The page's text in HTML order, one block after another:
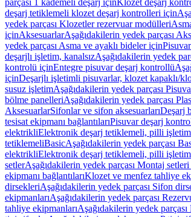
parçası 1 kademeli deşarj içinKlozet deşarj
deşarj tetiklemeli klozet deşarj kontrolleri için
yedek parçası Klozetler rezervuar modülleri
içinAksesuarlarAşağıdakilerin yedek parçası
yedek parçası Asma ve ayaklı bideler için
deşarjlı işletim, kanalsızAşağıdakilerin yedek
kontrolü içinEntegre pisuvar deşarj kontrollü
içinDeşarjlı işletimli pisuvarlar, klozet kapaklı/
susuz işletimAşağıdakilerin yedek parçası
bölme panelleriAşağıdakilerin yedek parçası
AksesuarlarSifonlar ve sifon aksesuarlarıDeşarj
tesisat ekipmanı bağlantılarıPisuvar deşarj
elektrikliElektronik deşarj tetiklemeli, pilli işletim
tetiklemeliBasicAşağıdakilerin yedek parçası
elektrikliElektronik deşarj tetiklemeli, pilli işletim
setlerAşağıdakilerin yedek parçası Montaj
ekipmanı bağlantılarıKlozet ve menfez tahliye
dirsekleriAşağıdakilerin yedek parçası Sifon
ekipmanlarıAşağıdakilerin yedek parçası
tahliye ekipmanlarıAşağıdakilerin yedek